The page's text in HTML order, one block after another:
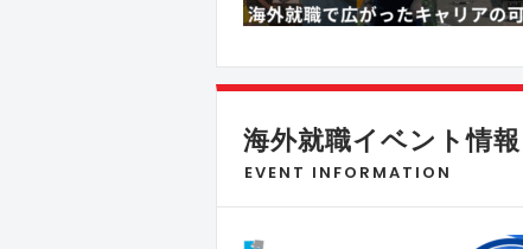
海外就職イベント情報
EVENT INFORMATION